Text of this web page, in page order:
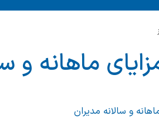
ماهانه و
و سالانه مدیران